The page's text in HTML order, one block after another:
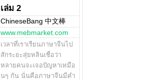
เล่ม 2
ChineseBang 中文棒
www.mebmarket.com
เวลาที่เราเรียนภาษาจีนไป
สักระยะสุ่ยหลินเชื่อว่า
หลายคนจะเจอปัญหาเหมือ
นๆ กัน นั่นคือภาษาจีนมีคำ